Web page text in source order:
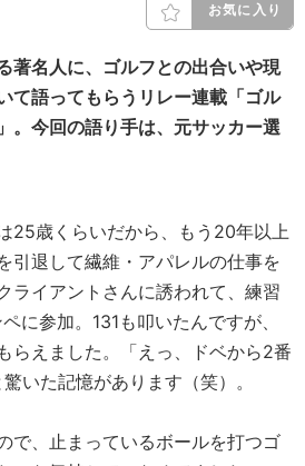
お気に入り
著名人に、ゴルフとの出合いや現
て語ってもらうリレー連載「ゴル
。今回の語り手は、元サッカー選
25歳くらいだから、もう20年以上
引退して繊維・アパレルの仕事を
ライアントさんに誘われて、練習
に参加。131も叩いたんですが、
らえました。「えっ、ドベから2番
いた記憶があります（笑）。
で、止まっているボールを打つゴ